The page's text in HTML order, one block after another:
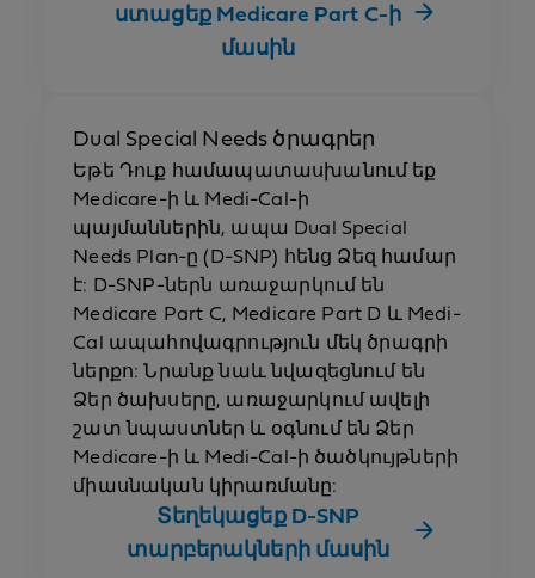
ստացեք Medicare Part C-ի
մասին
Dual Special Needs ծրագրեր
Եթե Դուք համապատասխանում եք
Medicare-ի և Medi-Cal-ի
պայմաններին, ապա Dual Special
Needs Plan-ը (D-SNP) հենց Ձեզ համար
է: D-SNP-ներն առաջարկում են
Medicare Part C, Medicare Part D և Medi-
Cal ապահովագրություն մեկ ծրագրի
ներքո: Նրանք նաև նվազեցնում են
Ձեր ծախսերը, առաջարկում ավելի
շատ նպաստներ և օգնում են Ձեր
Medicare-ի և Medi-Cal-ի ծածկույթների
միասնական կիրառմանը:
Տեղեկացեք D-SNP
տարբերակների մասին